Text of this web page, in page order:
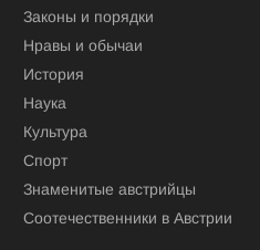
Законы и порядки
Нравы и обычаи
История
Наука
Культура
Спорт
Знаменитые австрийцы
Соотечественники в Австрии